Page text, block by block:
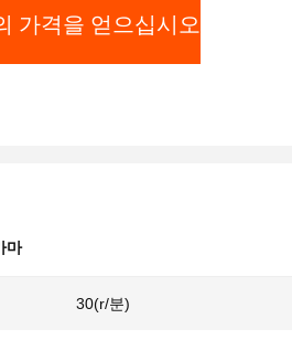
가격을 얻으십시오
마
30(r/분)